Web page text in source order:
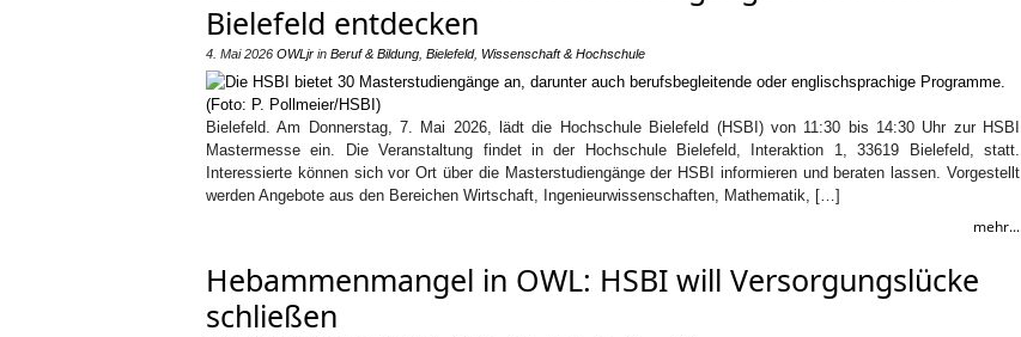
Bielefeld entdecken
4. Mai 2026 OWLjr in Beruf & Bildung Bielefeld, Wissenschaft & Hochschule
Bielefeld. Am Donnerstag, 7. Mai 2026, lädt die Hochschule Bielefeld (HSBI) von 11:30 bis 14:30 Uhr zur HSBI
Mastermesse ein. Die Veranstaltung findet in der Hochschule Bielefeld, Interaktion 1, 33619 Bielefeld, statt.
Interessierte können sich vor Ort über die Masterstudiengänge der HSBI informieren und beraten lassen. Vorgestellt
werden Angebote aus den Bereichen Wirtschaft, Ingenieurwissenschaften, Mathematik, […]
mehr...
Hebammenmangel in OWL: HSBI will Versorgungslücke
schließen